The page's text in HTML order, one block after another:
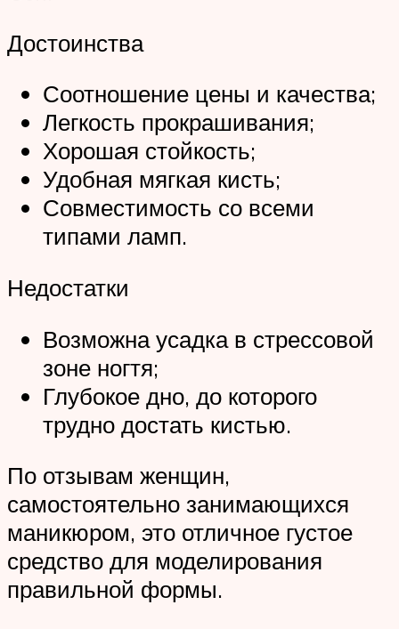
Достоинства
Соотношение цены и качества;
Легкость прокрашивания;
Хорошая стойкость;
Удобная мягкая кисть;
Совместимость со всеми
типами ламп.
Недостатки
Возможна усадка в стрессовой
зоне ногтя;
Глубокое дно, до которого
трудно достать кистью.
По отзывам женщин,
самостоятельно занимающихся
маникюром, это отличное густое
средство для моделирования
правильной формы.